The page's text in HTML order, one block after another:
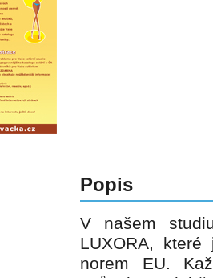
Popis
V našem
LUXORA,
norem EU.